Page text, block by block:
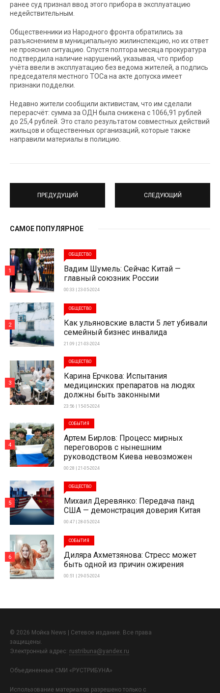
ранее суд признал ввод этого прибора в эксплуатацию
недействительным.
Общественники из Народного фронта обратились за
разъяснением в муниципальную жилинспекцию, но их ответ
не прояснил ситуацию. Спустя полтора месяца прокуратура
подтвердила наличие нарушений, указывая, что прибор
учёта ввели в эксплуатацию без ведома жителей, а подпись
председателя местного ТОСа на акте допуска имеет
признаки подделки.
Недавно жители сообщили активистам, что им сделали
перерасчёт: сумма за ОДН была снижена с 1066,91 рублей
до 25,4 рублей. Это стало результатом совместных действий
жильцов и общественных организаций, которые также
направили материалы в полицию.
ПРЕДУДУЩИЙ СЛЕДУЮЩИЙ
САМОЕ ПОПУЛЯРНОЕ
ОБЩЕСТВО
Вадим Шумель: Сейчас Китай —
главный союзник России
00:33 | 23-05-2024
1
ОБЩЕСТВО
Как ульяновские власти 5 лет убивали
семейный бизнес инвалида
21:09 | 21-03-2024
2
ОБЩЕСТВО
Карина Ерчкова: Испытания
медицинских препаратов на людях
должны быть законными
23:56 | 15-05-2024
3
СОБЫТИЯ
Артем Бирлов: Процесс мирных
переговоров с нынешним
руководством Киева невозможен
00:28 | 21-05-2024
4
ОБЩЕСТВО
Михаил Деревянко: Передача панд
США — демонстрация доверия Китая
00:47 | 28-05-2024
5
СОБЫТИЯ
Диляра Ахметзянова: Стресс может
быть одной из причин ожирения
00:51 | 29-05-2024
6
© 2026 Мойка News | Сетевое издание. Все права
защищены.
Электронный адрес: rustribuna@yandex.ru
Объединенные СМИ «РУСТРИБУНА»
Использование материалов разрешено только с